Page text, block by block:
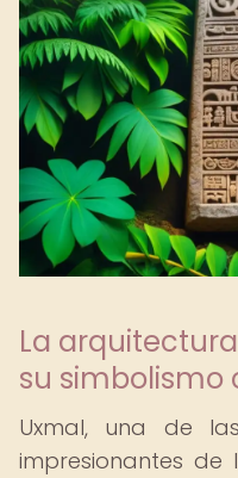
La
su simbolismo
Uxmal, una de
impresionantes de